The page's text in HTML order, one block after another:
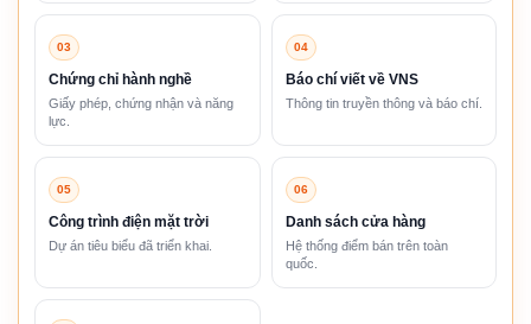
03
Chứng chỉ hành nghề
Giấy phép, chứng nhận và năng
lực.
04
Báo chí viết về VNS
Thông tin truyền thông và báo chí.
05
Công trình điện mặt trời
Dự án tiêu biểu đã triển khai.
06
Danh sách cửa hàng
Hệ thống điểm bán trên toàn
quốc.